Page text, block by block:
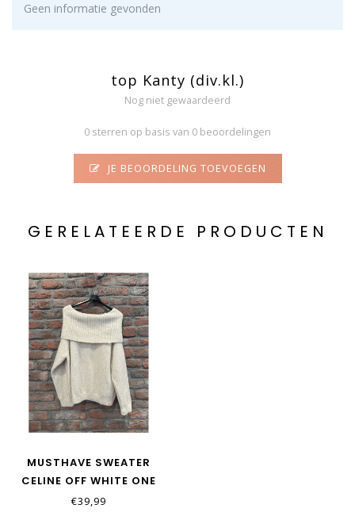
Geen informatie gevonden
top Kanty (div.kl.)
Nog niet gewaardeerd
0 sterren op basis van 0 beoordelingen
JE BEOORDELING TOEVOEGEN
GERELATEERDE PRODUCTEN
MUSTHAVE SWEATER
CELINE OFF WHITE ONE
SIZE
€39,99